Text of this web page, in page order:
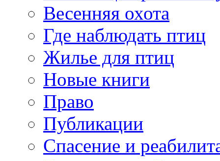
Весенняя охота
Где наблюдать птиц
Жилье для птиц
Новые книги
Право
Публикации
Спасение и